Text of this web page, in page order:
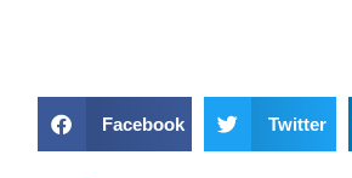
Facebook Twitter